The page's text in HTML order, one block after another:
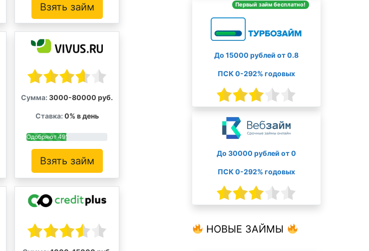
Взять займ
Сумма: 3000-80000 руб.
Ставка: 0% в день
Одобряют 49%
Взять займ
Первый займ бесплатно!
До 15000 рублей от 0.8
ПСК 0-292% годовых
До 30000 рублей от 0
ПСК 0-292% годовых
НОВЫЕ ЗАЙМЫ